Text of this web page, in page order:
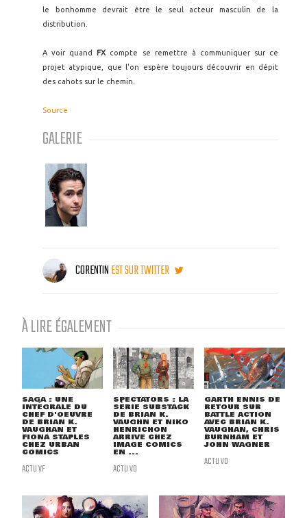
le bonhomme devrait être le seul acteur masculin de la
distribution.
A voir quand FX compte se remettre à communiquer sur ce
projet atypique, que l'on espère toujours découvrir en dépit
des cahots sur le chemin.
Source
GALERIE
CORENTINEST SUR TWITTER
À LIRE ÉGALEMENT
SAGA : UNE
INTÉGRALE DU
CHEF D'OEUVRE
DE BRIAN K.
VAUGHAN ET
FIONA STAPLES
CHEZ URBAN
COMICS
ACTU VF
SPECTATORS : LA
SÉRIE SUBSTACK
DE BRIAN K.
VAUGHN ET NIKO
HENRICHON
ARRIVE CHEZ
IMAGE COMICS
EN ...
ACTU VO
GARTH ENNIS DE
RETOUR SUR
BATTLE ACTION
AVEC BRIAN K.
VAUGHAN, CHRIS
BURNHAM ET
JOHN WAGNER
ACTU VO